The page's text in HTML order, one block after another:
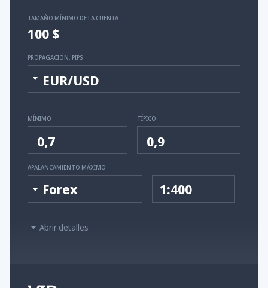
Abrir detalles
TAMAÑO MÍNIMO DE LA CUENTA
100 $
PROPAGACIÓN, PIPS
EUR/USD
MÍNIMO
0,7
TÍPICO
0,9
APALANCAMIENTO MÁXIMO
Forex 1:400